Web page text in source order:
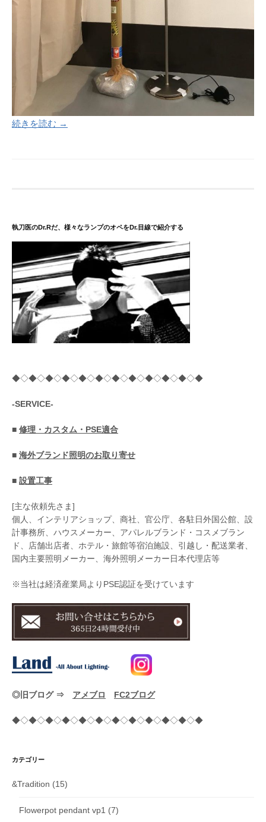
続きを読む →
執刀医のDr.Rだ、様々なランプのオペをDr.目線で紹介する
◆◇◆◇◆◇◆◇◆◇◆◇◆◇◆◇◆◇◆◇◆◇◆
-SERVICE-
■ 修理・カスタム・PSE適合
■ 海外ブランド照明のお取り寄せ
■ 設置工事
[主な依頼先さま]
個人、インテリアショップ、商社、官公庁、各駐日外国公館、設
計事務所、ハウスメーカー、アパレルブランド・コスメブラン
ド、店舗出店者、ホテル・旅館等宿泊施設、引越し・配送業者、
国内主要照明メーカー、海外照明メーカー日本代理店等
※当社は経済産業局よりPSE認証を受けています
◎旧ブログ ⇒ アメブロ FC2ブログ
◆◇◆◇◆◇◆◇◆◇◆◇◆◇◆◇◆◇◆◇◆◇◆
カテゴリー
&Tradition (15)
Flowerpot pendant vp1 (7)